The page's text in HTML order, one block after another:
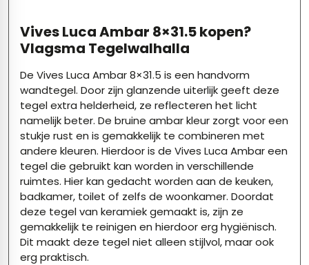
Vives Luca Ambar 8×31.5 kopen?
Vlagsma Tegelwalhalla
De Vives Luca Ambar 8×31.5 is een handvorm
wandtegel. Door zijn glanzende uiterlijk geeft deze
tegel extra helderheid, ze reflecteren het licht
namelijk beter. De bruine ambar kleur zorgt voor een
stukje rust en is gemakkelijk te combineren met
andere kleuren. Hierdoor is de Vives Luca Ambar een
tegel die gebruikt kan worden in verschillende
ruimtes. Hier kan gedacht worden aan de keuken,
badkamer, toilet of zelfs de woonkamer. Doordat
deze tegel van keramiek gemaakt is, zijn ze
gemakkelijk te reinigen en hierdoor erg hygiënisch.
Dit maakt deze tegel niet alleen stijlvol, maar ook
erg praktisch.